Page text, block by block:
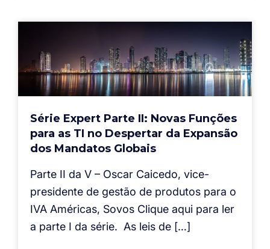
Série Expert Parte II: Novas Funções
para as TI no Despertar da Expansão
dos Mandatos Globais
Parte II da V – Oscar Caicedo, vice-
presidente de gestão de produtos para o
IVA Américas, Sovos Clique aqui para ler
a parte I da série. As leis de […]